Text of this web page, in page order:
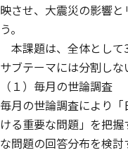
映させ、大震災の影響
う。
本課題は、全体として
サブテーマには分割しな
（１）毎月の世論調査
毎月の世論調査により
ける重要な問題」を把
な問題の回答分布を検